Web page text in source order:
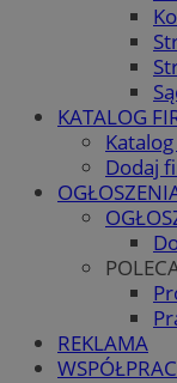
KATALOG
Dodaj
REKLAMA